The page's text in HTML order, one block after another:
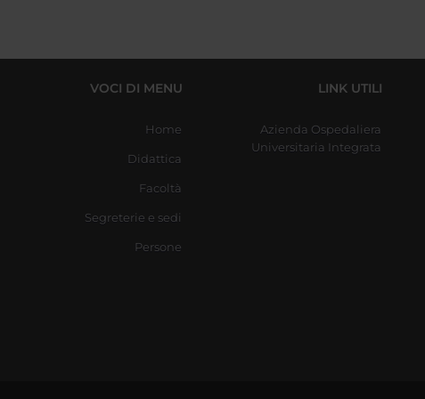
VOCI DI MENU
Home
Didattica
Facoltà
Segreterie e sedi
Persone
LINK UTILI
Azienda Ospedaliera
Universitaria Integrata